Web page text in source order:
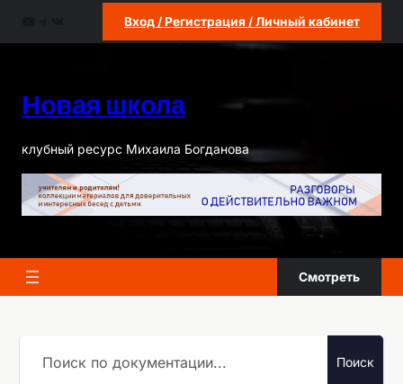
Вход / Регистрация / Личный кабинет
Новая школа
клубный ресурс Михаила Богданова
Смотреть
Поиск